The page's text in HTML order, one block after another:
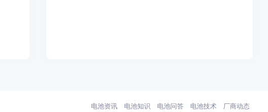
电池资讯 电池知识 电池问答 电池技术 厂商动态